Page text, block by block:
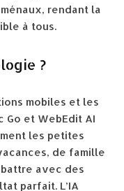
rendant la
à tous.
?
mobiles et les
Go et WebEdit AI
les petites
de famille
avec des
parfait. L’IA